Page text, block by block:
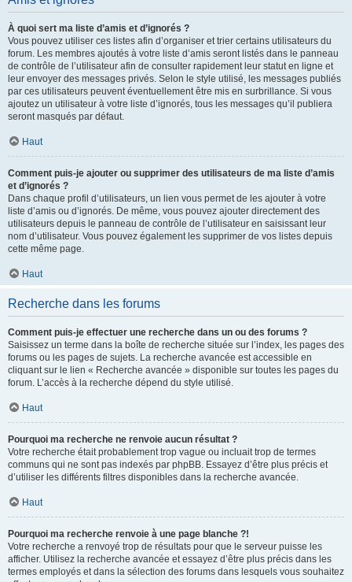
À quoi sert ma liste d’amis et d’ignorés ?
Vous pouvez utiliser ces listes afin d’organiser et trier certains utilisateurs du
forum. Les membres ajoutés à votre liste d’amis seront listés dans le panneau
de contrôle de l’utilisateur afin de consulter rapidement leur statut en ligne et
leur envoyer des messages privés. Selon le style utilisé, les messages publiés
par ces utilisateurs peuvent éventuellement être mis en surbrillance. Si vous
ajoutez un utilisateur à votre liste d’ignorés, tous les messages qu’il publiera
seront masqués par défaut.
Haut
Comment puis-je ajouter ou supprimer des utilisateurs de ma liste d’amis
et d’ignorés ?
Dans chaque profil d’utilisateurs, un lien vous permet de les ajouter à votre
liste d’amis ou d’ignorés. De même, vous pouvez ajouter directement des
utilisateurs depuis le panneau de contrôle de l’utilisateur en saisissant leur
nom d’utilisateur. Vous pouvez également les supprimer de vos listes depuis
cette même page.
Haut
Recherche dans les forums
Comment puis-je effectuer une recherche dans un ou des forums ?
Saisissez un terme dans la boîte de recherche située sur l’index, les pages des
forums ou les pages de sujets. La recherche avancée est accessible en
cliquant sur le lien « Recherche avancée » disponible sur toutes les pages du
forum. L’accès à la recherche dépend du style utilisé.
Haut
Pourquoi ma recherche ne renvoie aucun résultat ?
Votre recherche était probablement trop vague ou incluait trop de termes
communs qui ne sont pas indexés par phpBB. Essayez d’être plus précis et
d’utiliser les différents filtres disponibles dans la recherche avancée.
Haut
Pourquoi ma recherche renvoie à une page blanche ?!
Votre recherche a renvoyé trop de résultats pour que le serveur puisse les
afficher. Utilisez la recherche avancée et essayez d’être plus précis dans les
termes employés et dans la sélection des forums dans lesquels vous souhaitez